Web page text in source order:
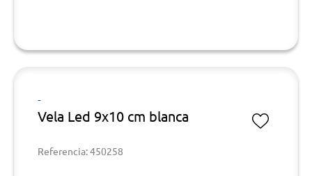
-
Vela Led 9x10 cm blanca
Referencia: 450258